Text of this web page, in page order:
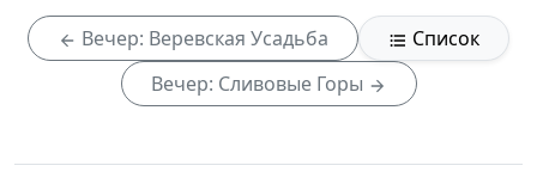
Вечер: Веревская Усадьба
Список
Вечер: Сливовые Горы